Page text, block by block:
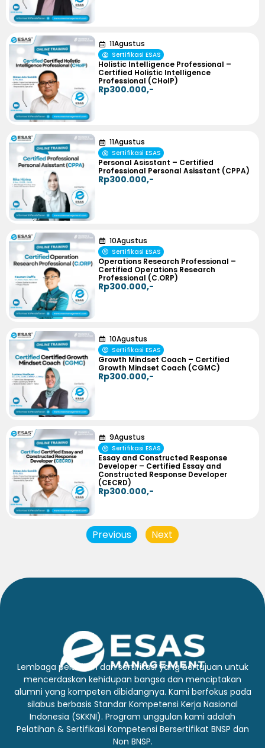
11Agustus
Sertifikasi ESAS
Holistic Intelligence Professional –
Certified Holistic Intelligence
Professional (CHoIP)
Rp300.000,-
11Agustus
Sertifikasi ESAS
Personal Asisstant – Certified
Professional Personal Asisstant (CPPA)
Rp300.000,-
10Agustus
Sertifikasi ESAS
Operations Research Professional –
Certified Operations Research
Professional (C.ORP)
Rp300.000,-
10Agustus
Sertifikasi ESAS
Growth Mindset Coach – Certified
Growth Mindset Coach (CGMC)
Rp300.000,-
9Agustus
Sertifikasi ESAS
Essay and Constructed Response
Developer – Certified Essay and
Constructed Response Developer
(CECRD)
Rp300.000,-
Previous Next
Lembaga pelatihan dan sertifikasi yang bertujuan untuk
mencerdaskan kehidupan bangsa dan menciptakan
alumni yang kompeten dibidangnya. Kami berfokus pada
silabus berbasis Standar Kompetensi Kerja Nasional
Indonesia (SKKNI). Program unggulan kami adalah
Pelatihan & Sertifikasi Kompetensi Bersertifikat BNSP dan
Non BNSP.